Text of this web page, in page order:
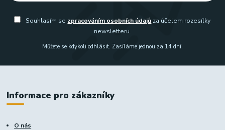
Souhlasím se zpracováním osobních údajů za účelem rozesílky
newsletteru.
Můžete se kdykoli odhlásit. Zasíláme jednou za 14 dní.
Informace pro zákazníky
O nás